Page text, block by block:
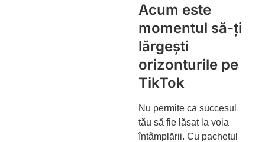
Acum este
momentul să-ți
lărgești
orizonturile pe
TikTok
Nu permite ca succesul
tău să fie lăsat la voia
întâmplării. Cu pachetul